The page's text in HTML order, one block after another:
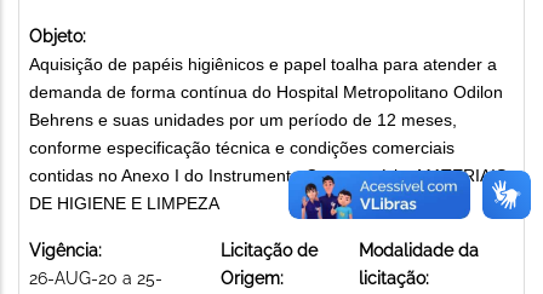
Objeto:
Aquisição de papéis higiênicos e papel toalha para atender a
demanda de forma contínua do Hospital Metropolitano Odilon
Behrens e suas unidades por um período de 12 meses,
conforme especificação técnica e condições comerciais
contidas no Anexo I do Instrumento Convocatório. MATERIAIS
DE HIGIENE E LIMPEZA
Vigência:
26-AUG-20 a 25-
Licitação de
Origem:
Modalidade da
licitação: